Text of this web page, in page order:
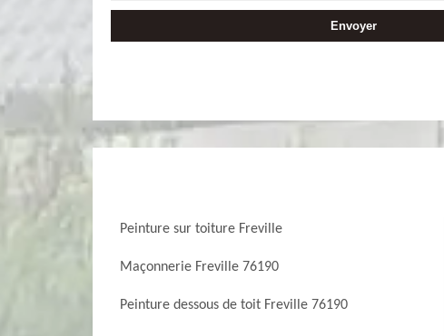
Peinture sur toiture Freville
Maçonnerie Freville 76190
Peinture dessous de toit Freville 76190